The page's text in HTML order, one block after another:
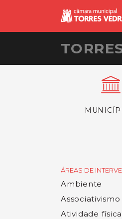
ÁREAS DE
Ambiente
Associativismo
Atividade física